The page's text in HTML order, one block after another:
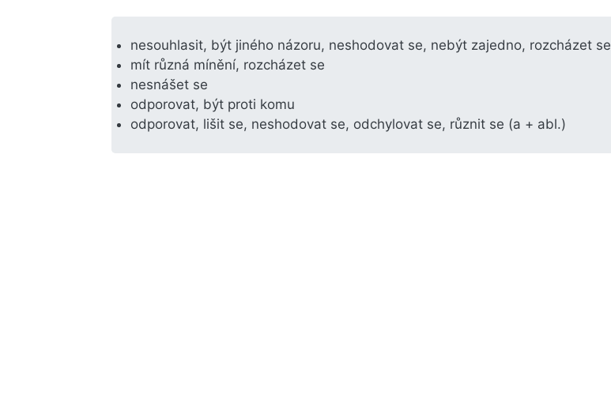
nesouhlasit, být jiného názoru, neshodovat se, nebýt zajedno, rozcházet se
mít různá mínění, rozcházet se
nesnášet se
odporovat, být proti komu
odporovat, lišit se, neshodovat se, odchylovat se, různit se (a + abl.)